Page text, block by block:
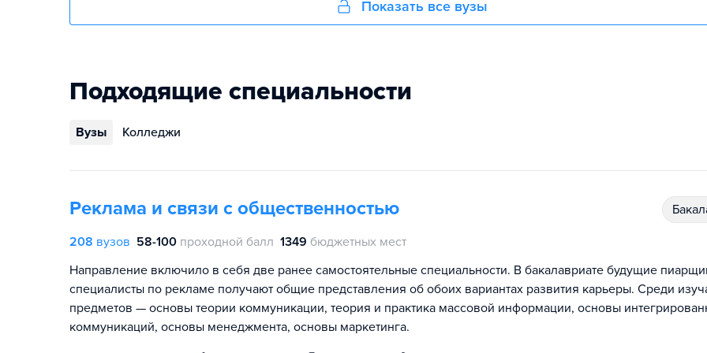
Показать все вузы
Подходящие специальности
Вузы Колледжи
Реклама и связи с общественностью
208 вузов 58-100 проходной балл 1349 бюджетных мест
Направление включило в себя две ранее самостоятельные специальности. В бакалавриате будущие
специалисты по рекламе получают общие представления об обоих вариантах развития карьеры. Среди
предметов — основы теории коммуникации, теория и практика массовой информации, основы
коммуникаций, основы менеджмента, основы маркетинга.